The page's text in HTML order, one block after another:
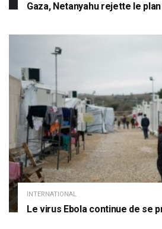
Gaza, Netanyahu rejette le
INTERNATIONAL
Le virus Ebola continue de se